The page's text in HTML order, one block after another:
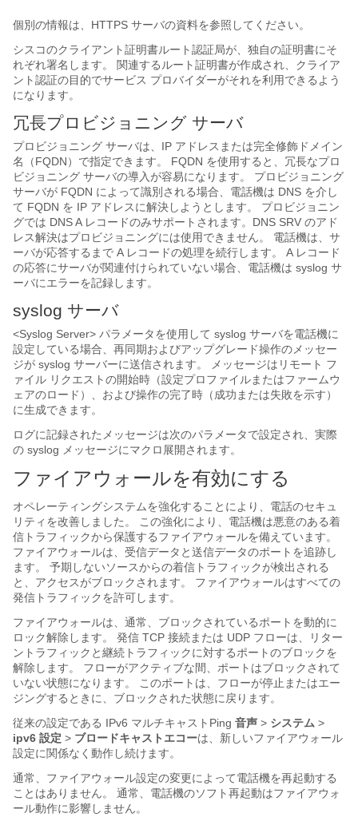
個別の情報は、HTTPS サーバの資料を参照してください。
シスコのクライアント証明書ルート認証局が、独自の証明書にそ
れぞれ署名します。 関連するルート証明書が作成され、クライア
ント認証の目的でサービス プロバイダーがそれを利用できるよう
になります。
冗長プロビジョニング サーバ
プロビジョニング サーバは、IP アドレスまたは完全修飾ドメイン
名（FQDN）で指定できます。 FQDN を使用すると、冗長なプロ
ビジョニング サーバの導入が容易になります。 プロビジョニング
サーバが FQDN によって識別される場合、電話機は DNS を介し
て FQDN を IP アドレスに解決しようとします。 プロビジョニン
グでは DNS A レコードのみサポートされます。DNS SRV のアド
レス解決はプロビジョニングには使用できません。 電話機は、サ
ーバが応答するまで A レコードの処理を続行します。 A レコード
の応答にサーバが関連付けられていない場合、電話機は syslog サ
ーバにエラーを記録します。
syslog サーバ
<Syslog Server> パラメータを使用して syslog サーバを電話機に
設定している場合、再同期およびアップグレード操作のメッセー
ジが syslog サーバーに送信されます。 メッセージはリモート フ
ァイル リクエストの開始時（設定プロファイルまたはファームウ
ェアのロード）、および操作の完了時（成功または失敗を示す）
に生成できます。
ログに記録されたメッセージは次のパラメータで設定され、実際
の syslog メッセージにマクロ展開されます。
ファイアウォールを有効にする
オペレーティングシステムを強化することにより、電話のセキュ
リティを改善しました。 この強化により、電話機は悪意のある着
信トラフィックから保護するファイアウォールを備えています。
ファイアウォールは、受信データと送信データのポートを追跡し
ます。 予期しないソースからの着信トラフィックが検出される
と、アクセスがブロックされます。 ファイアウォールはすべての
発信トラフィックを許可します。
ファイアウォールは、通常、ブロックされているポートを動的に
ロック解除します。 発信 TCP 接続または UDP フローは、リター
ントラフィックと継続トラフィックに対するポートのブロックを
解除します。 フローがアクティブな間、ポートはブロックされて
いない状態になります。 このポートは、フローが停止またはエー
ジングするときに、ブロックされた状態に戻ります。
従来の設定である IPv6 マルチキャストPing 音声 > システム >
ipv6 設定 > ブロードキャストエコーは、新しいファイアウォール
設定に関係なく動作し続けます。
通常、ファイアウォール設定の変更によって電話機を再起動する
ことはありません。 通常、電話機のソフト再起動はファイアウォ
ール動作に影響しません。